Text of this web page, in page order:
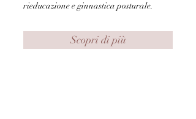
rieducazione e ginnastica posturale.
Scopri di più